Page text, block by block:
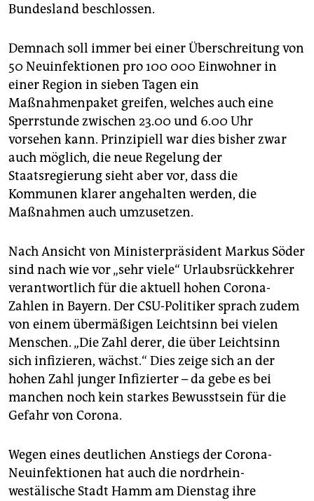
genossenschaft
epaper login
Bundesland beschlossen.
Demnach soll immer bei einer Überschreitung von
50 Neuinfektionen pro 100 000 Einwohner in
einer Region in sieben Tagen ein
Maßnahmenpaket greifen, welches auch eine
Sperrstunde zwischen 23.00 und 6.00 Uhr
vorsehen kann. Prinzipiell war dies bisher zwar
auch möglich, die neue Regelung der
Staatsregierung sieht aber vor, dass die
Kommunen klarer angehalten werden, die
Maßnahmen auch umzusetzen.
Nach Ansicht von Ministerpräsident Markus Söder
sind nach wie vor „sehr viele“ Urlaubsrückkehrer
verantwortlich für die aktuell hohen Corona-
Zahlen in Bayern. Der CSU-Politiker sprach zudem
von einem übermäßigen Leichtsinn bei vielen
Menschen. „Die Zahl derer, die über Leichtsinn
sich infizieren, wächst.“ Dies zeige sich an der
hohen Zahl junger Infizierter – da gebe es bei
manchen noch kein starkes Bewusstsein für die
Gefahr von Corona.
Wegen eines deutlichen Anstiegs der Corona-
Neuinfektionen hat auch die nordrhein-
westälische Stadt Hamm am Dienstag ihre